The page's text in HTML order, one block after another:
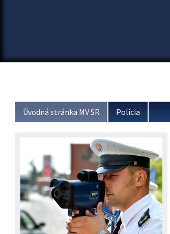
Úvodná stránka MV SR Polícia